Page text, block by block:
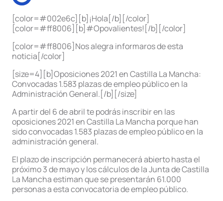
[color=#002e6c][b]¡Hola[/b][/color]
[color=#ff8006][b]#Opovalientes![/b][/color]
[color=#ff8006]Nos alegra informaros de esta
noticia[/color]
[size=4][b]Oposiciones 2021 en Castilla La Mancha:
Convocadas 1.583 plazas de empleo público en la
Administración General.[/b][/size]
A partir del 6 de abril te podrás inscribir en las
oposiciones 2021 en Castilla La Mancha porque han
sido convocadas 1.583 plazas de empleo público en la
administración general.
El plazo de inscripción permanecerá abierto hasta el
próximo 3 de mayo y los cálculos de la Junta de Castilla
La Mancha estiman que se presentarán 61.000
personas a esta convocatoria de empleo público.